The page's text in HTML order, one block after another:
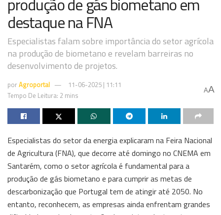
destaque na FNA
Especialistas falam sobre importância do setor agrícola
na produção de biometano e revelam barreiras no
desenvolvimento de projetos.
porAgroportal
11-06-2025 | 11:11
Tempo De Leitura: 2 mins
AA
Especialistas do setor da energia explicaram na Feira Nacional
de Agricultura (FNA), que decorre até domingo no CNEMA em
Santarém, como o setor agrícola é fundamental para a
produção de gás biometano e para cumprir as metas de
descarbonização que Portugal tem de atingir até 2050. No
entanto, reconhecem, as empresas ainda enfrentam grandes